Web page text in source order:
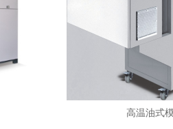
高温油式